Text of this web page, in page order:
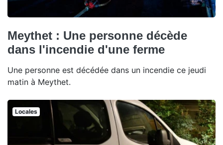
Meythet : Une personne décède
dans l'incendie d'une ferme
Une personne est décédée dans un incendie ce jeudi
matin à Meythet.
Locales